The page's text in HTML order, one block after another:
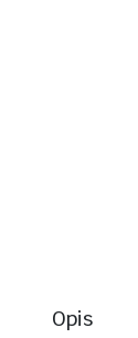
Opis